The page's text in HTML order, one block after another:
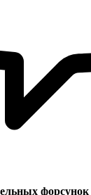
форсунок